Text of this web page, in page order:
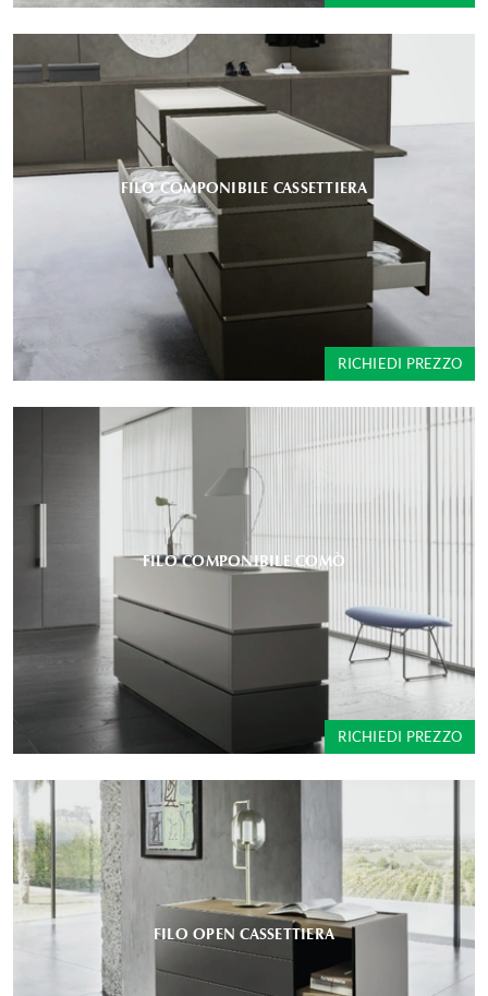
FILO COMPONIBILE CASSETTIERA
RICHIEDI PREZZO
FILO COMPONIBILE COMÒ
RICHIEDI PREZZO
FILO OPEN CASSETTIERA